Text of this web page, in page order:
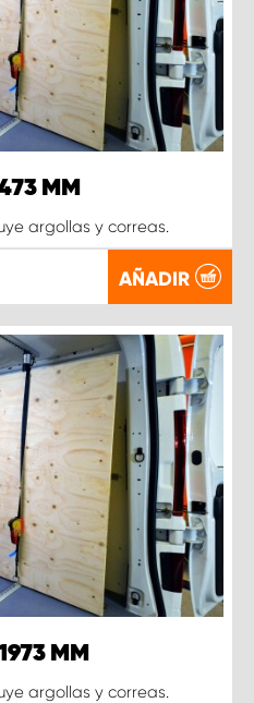
MM
argollas y correas.
AÑADIR
MM
argollas y correas.